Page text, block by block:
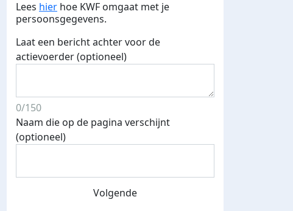
Lees hier hoe KWF omgaat met je
persoonsgegevens.
Laat een bericht achter voor de
actievoerder (optioneel)
0/150
Naam die op de pagina verschijnt
(optioneel)
Volgende